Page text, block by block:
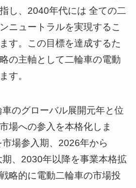
し、2040年代には 全ての二
ニュートラルを実現するこ
す。この目標を達成するた
の主軸として二輪車の電動
す。
のグローバル展開元年と位
場への参入を本格化しま
場参入期、2026年から
、2030年以降を事業本格拡
略的に電動二輪車の市場投